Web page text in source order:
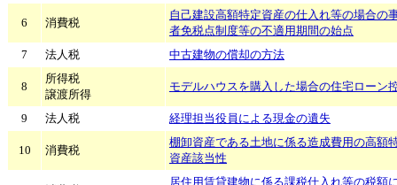
6 消費税
自己建設高額特定資産の仕入れ等の場合の
者免税点制度等の不適用期間の始点
7
法人税 中古建物の償却の方法
8
所得税
譲渡所得
モデルハウスを購入した場合の住宅ローン
9 法人税 経理担当役員による現金の遺失
10 消費税
棚卸資産である土地に係る造成費用の高額
資産該当性
居住用賃貸建物に係る課税仕入れ等の税額